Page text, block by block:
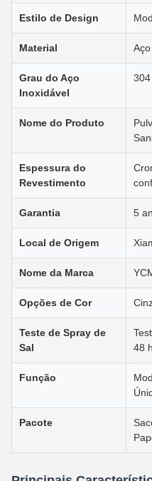
Estilo de Design
Material
Grau do Aço
Inoxidável
304
Nome do Produto
Espessura do
Revestimento
Garantia 5
Local de Origem
Nome da Marca
Opções de Cor
Teste de Spray de
Sal
48
Função
Pacote